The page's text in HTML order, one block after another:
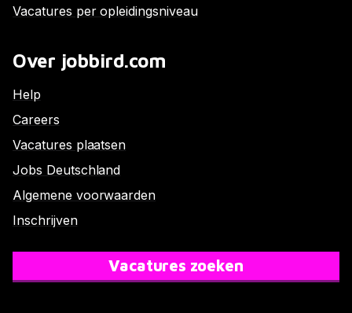
Vacatures per opleidingsniveau
Over jobbird.com
Help
Careers
Vacatures plaatsen
Jobs Deutschland
Algemene voorwaarden
Inschrijven
Vacatures zoeken